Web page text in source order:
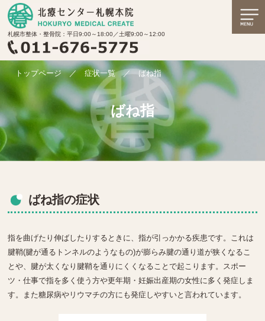
札幌市整体・整骨院：平日9:00～18:00／土曜9:00～12:00
トップページ ／ 症状一覧 ／ ばね指
ばね指
ばね指の症状
指を曲げたり伸ばしたりするときに、指が引っかかる疾患です。これは
腱鞘(腱が通るトンネルのようなもの)が膨らみ腱の通り道が狭くなるこ
とや、腱が太くなり腱鞘を通りにくくなることで起こります。スポー
ツ・仕事で指を多く使う方や更年期・妊娠出産期の女性に多く発症しま
す。また糖尿病やリウマチの方にも発症しやすいと言われています。